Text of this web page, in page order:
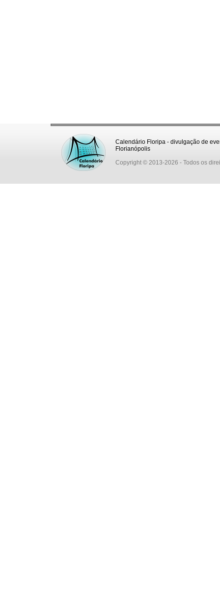
Calendário Floripa - divulgação de
Florianópolis
Copyright © 2013-2026 - Todos os